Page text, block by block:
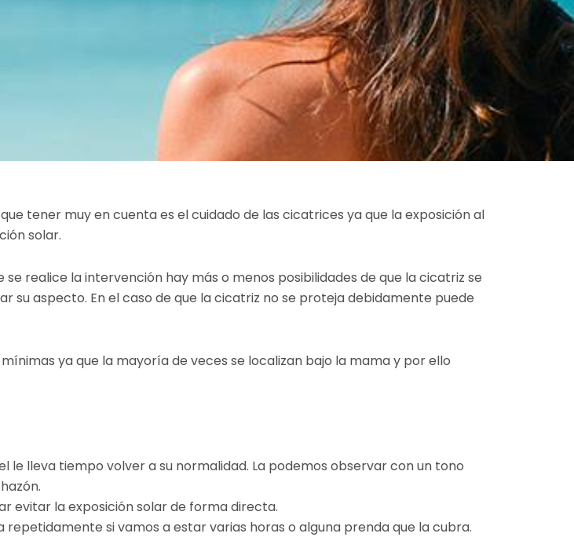
tener muy en cuenta es el cuidado de las cicatrices ya que la exposición al
solar.
realice la intervención hay más o menos posibilidades de que la cicatriz se
su aspecto. En el caso de que la cicatriz no se proteja debidamente puede
ya que la mayoría de veces se localizan bajo la mama y por ello
le lleva tiempo volver a su normalidad. La podemos observar con un tono
evitar la exposición solar de forma directa.
si vamos a estar varias horas o alguna prenda que la cubra.